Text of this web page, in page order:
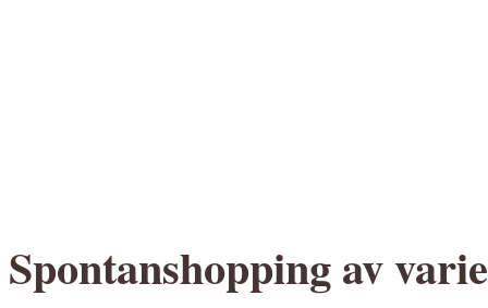
Spontanshopping av